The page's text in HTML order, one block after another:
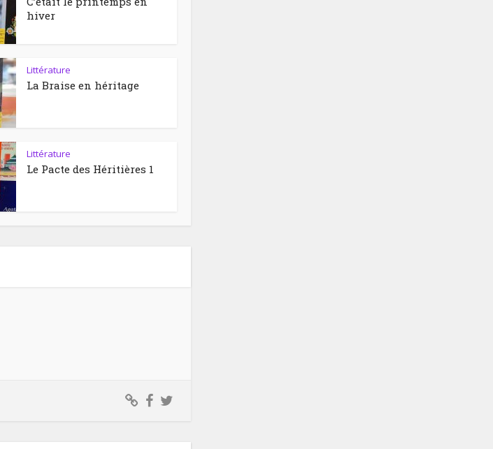
hiver
Littérature
La Braise en héritage
Littérature
Le Pacte des Héritières 1